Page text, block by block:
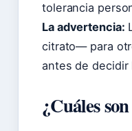
tolerancia
La advertencia:
citrato— para
antes de decidir
¿Cuáles